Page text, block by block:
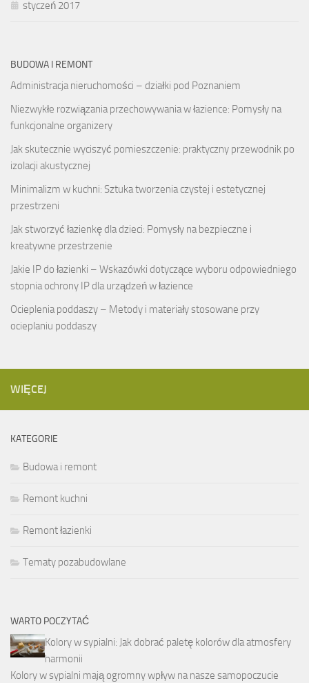
styczeń 2017
BUDOWA I REMONT
Administracja nieruchomości – działki pod Poznaniem
Niezwykłe rozwiązania przechowywania w łazience: Pomysły na
funkcjonalne organizery
Jak skutecznie wyciszyć pomieszczenie: praktyczny przewodnik po
izolacji akustycznej
Minimalizm w kuchni: Sztuka tworzenia czystej i estetycznej
przestrzeni
Jak stworzyć łazienkę dla dzieci: Pomysły na bezpieczne i
kreatywne przestrzenie
Jakie IP do łazienki – Wskazówki dotyczące wyboru odpowiedniego
stopnia ochrony IP dla urządzeń w łazience
Ocieplenia poddaszy – Metody i materiały stosowane przy
ocieplaniu poddaszy
WIĘCEJ
KATEGORIE
Budowa i remont
Remont kuchni
Remont łazienki
Tematy pozabudowlane
WARTO POCZYTAĆ
Kolory w sypialni: Jak dobrać paletę kolorów dla atmosfery
harmonii
Kolory w sypialni mają ogromny wpływ na nasze samopoczucie